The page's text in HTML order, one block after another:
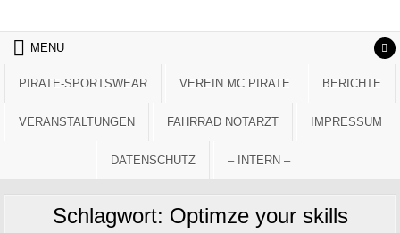
MENU
PIRATE-SPORTSWEAR VEREIN MC PIRATE BERICHTE
VERANSTALTUNGEN FAHRRAD NOTARZT IMPRESSUM
DATENSCHUTZ – INTERN –
Schlagwort: Optimze your skills